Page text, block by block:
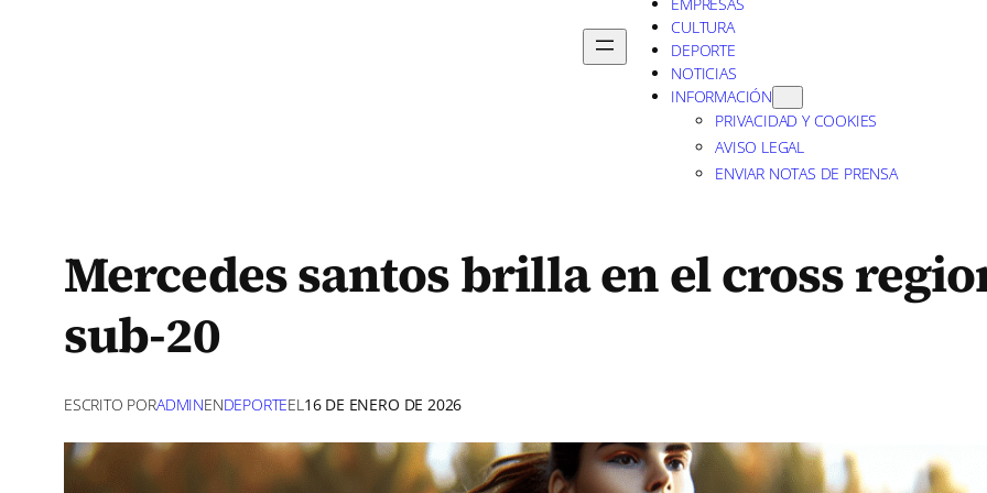
CULTURA
DEPORTE
NOTICIAS
INFORMACIÓN
PRIVACIDAD Y COOKIES
AVISO LEGAL
ENVIAR NOTAS DE PRENSA
Mercedes santos brilla en el cross
sub-20
ESCRITO PORADMINENDEPORTEEL 16 DE ENERO DE 2026